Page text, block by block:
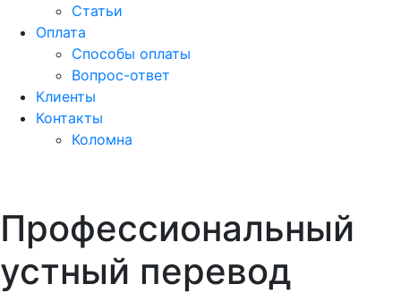
Статьи
Оплата
Способы оплаты
Вопрос-ответ
Клиенты
Контакты
Коломна
Профессиональный
устный перевод